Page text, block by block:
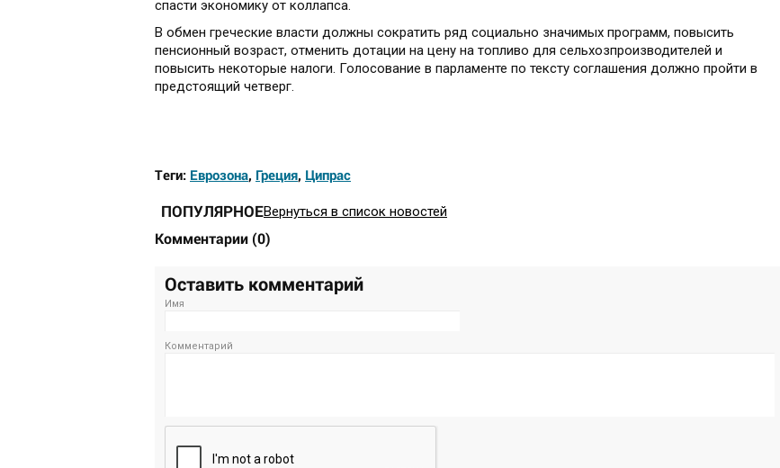
спасти экономику от коллапса.
В обмен греческие власти должны сократить ряд социально значимых программ, повысить
пенсионный возраст, отменить дотации на цену на топливо для сельхозпроизводителей и
повысить некоторые налоги. Голосование в парламенте по тексту соглашения должно пройти в
предстоящий четверг.
Теги: Еврозона, Греция, Ципрас
ПОПУЛЯРНОЕВернуться в список новостей
Комментарии (0)
Оставить комментарий
Имя
Комментарий